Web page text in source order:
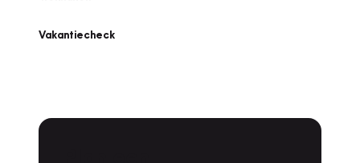
Vakantiecheck